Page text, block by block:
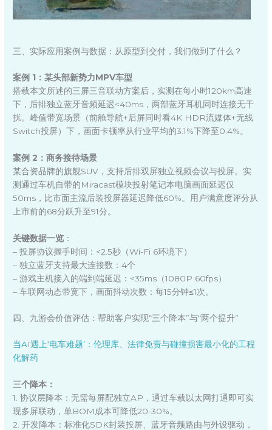
三、实际应用案例与数据：从原型到交付，我们做到了什么？
案例 1：某头部新势力MPV车型
搭载本文所述的三屏三音联动方案后，实测在每小时120km高速
下，后排独立蓝牙音频延迟<40ms，两部蓝牙耳机同时连接无干
扰。峰值带宽场景（前舱导航+后屏同时看4K HDR流媒体+无线
Switch投屏）下，画面卡顿率从行业平均的3.1%下降至0.4%。
案例 2：商务接待场景
某合资品牌的旗舰SUV，支持后排双屏独立视频会议与投屏。实
测通过车机自带的Miracast模块投射笔记本电脑画面延迟仅
50ms，比市面主流后装投屏器延迟降低60%。用户满意度评分从
上市前的68分跃升至91分。
关键数据一览 ：
– 投屏协议握手时间：<2.5秒（Wi-Fi 6环境下）
– 独立蓝牙支持最大连接数：4个
– 游戏主机接入的端到端延迟：<35ms（1080P 60fps）
– 车联网动态带宽下，画面抖动次数：每15分钟≤1次。
四、九游会价值评估：帮助客户实现“三个降本”与“两个提升”
当AI遇上‘电车难题’：伦理库、法律免责与碰撞损害最小化的工程
化解药
三个降本：
1. 协议层降本：无需每屏配独立AP，通过车载以太网打通即可实
现多屏联动，单BOM成本可降低20-30%。
2. 开发降本：标准化SDK封装投屏、蓝牙音频路由与外设驱动，